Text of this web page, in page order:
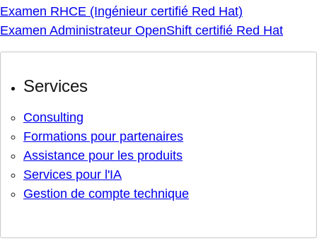
Examen RHCE (Ingénieur certifié Red Hat)
Examen Administrateur OpenShift certifié Red Hat
Services
Consulting
Formations pour partenaires
Assistance pour les produits
Services pour l'IA
Gestion de compte technique